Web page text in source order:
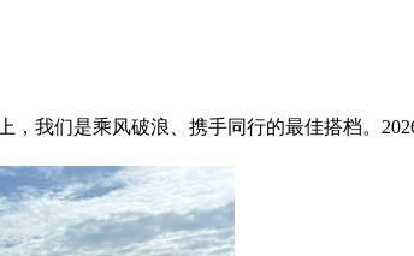
，我们是乘风破浪、携手同行的最佳搭档。